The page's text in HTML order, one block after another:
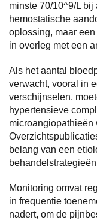
minste 70/10^9/L
hemostatische
oplossing, maar
in overleg met een
Als het aantal
verwacht, vooral in
verschijnselen,
hypertensieve
microangiopathieën
belang van een
Monitoring omvat
in frequentie
nadert, om de